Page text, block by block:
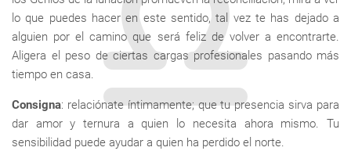
lo que puedes hacer en este sentido, tal vez te has dejado a
alguien por el camino que será feliz de volver a encontrarte.
Aligera el peso de ciertas cargas profesionales pasando más
tiempo en casa.
Consigna: relaciónate íntimamente; que tu presencia sirva para
dar amor y ternura a quien lo necesita ahora mismo. Tu
sensibilidad puede ayudar a quien ha perdido el norte.